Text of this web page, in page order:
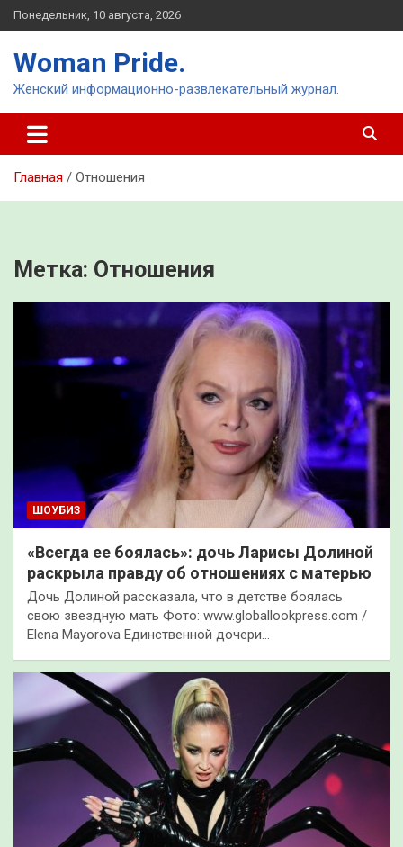
Перейти
к
Понедельник, 10 августа, 2026
Woman Pride.
Женский информационно-развлекательный журнал.
Главная Отношения
Метка: Отношения
ШОУБИЗ
«Всегда ее боялась»: дочь Ларисы Долиной
раскрыла правду об отношениях с матерью
Дочь Долиной рассказала, что в детстве боялась
свою звездную мать Фото: www.globallookpress.com /
Elena Mayorova Единственной дочери…